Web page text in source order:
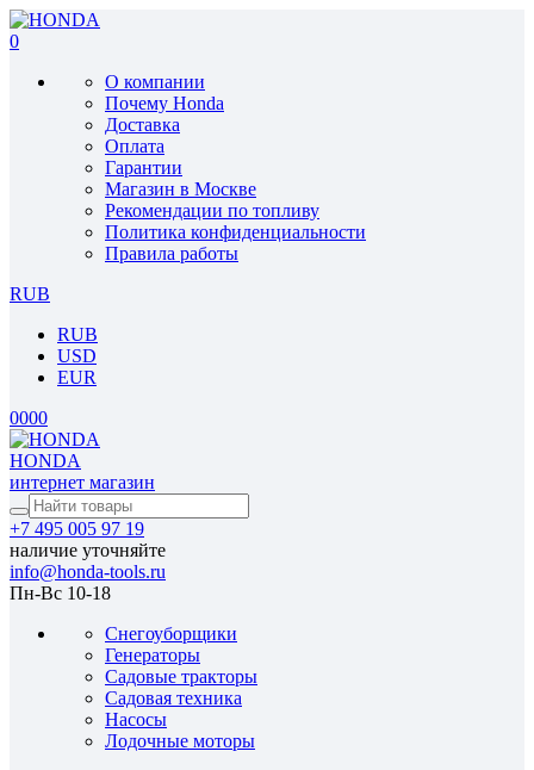
0
О компании
Почему Honda
Доставка
Оплата
Гарантии
Магазин в Москве
Рекомендации по топливу
Политика конфиденциальности
Правила работы
RUB
RUB
USD
EUR
0000
HONDA
интернет магазин
+7 495 005 97 19
наличие уточняйте
info@honda-tools.ru
Пн-Вс 10-18
Снегоуборщики
Генераторы
Садовые тракторы
Садовая техника
Насосы
Лодочные моторы